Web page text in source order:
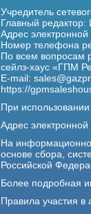
Учредитель
Главный
Адрес электронной
Номер телефона
По всем вопросам
сейлз-хаус «ГПМ
E-mail:
https://
При
Адрес
На
основе сбора,
Российской
Более подробная
Правила участия в